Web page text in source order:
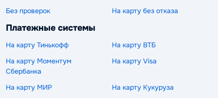
Без проверок
На карту без отказа
Платежные системы
На карту Тинькофф
На карту ВТБ
На карту Моментум
Сбербанка
На карту Visa
На карту МИР
На карту Кукуруза